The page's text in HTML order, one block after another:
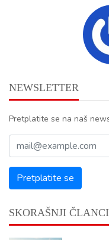
NEWSLETTER
Pretplatite se na naš
SKORAŠNJI ČLANCI